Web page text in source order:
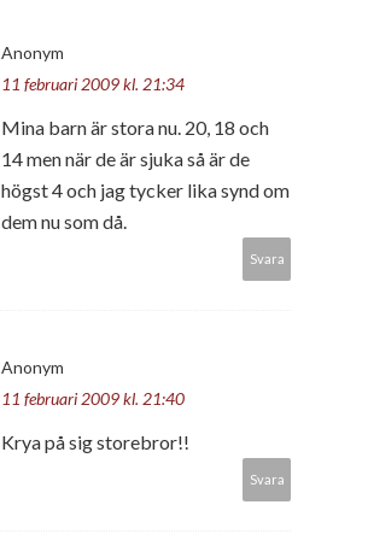
Anonym
11 februari 2009 kl. 21:34
Mina barn är stora nu. 20, 18 och
14 men när de är sjuka så är de
högst 4 och jag tycker lika synd om
dem nu som då.
Svara
Anonym
11 februari 2009 kl. 21:40
Krya på sig storebror!!
Svara